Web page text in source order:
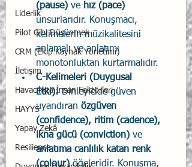
Liderlik
Pilot Gibi Düşünmek
CRM (Ekip Kaynak Yönetimi)
İletişim
Havacılıkta İnsan Faktörleri
HAYYS
Yapay Zekâ
Resilience
(pause) ve hız (pace)
unsurlarıdır. Konuşmacı,
kelimelerin müzikalitesini
anlamalı ve anlatımı
monotonluktan kurtarmalıdır.
C-Kelimeleri (Duygusal
Etki): Dinleyicide güven
uyandıran özgüven
(confidence), ritim (cadence),
ikna gücü (conviction) ve
anlatıma canlılık katan renk
(colour) öğeleridir. Konuşma,